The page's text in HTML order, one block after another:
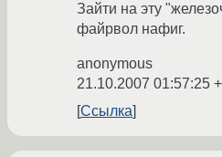
Зайти на эту
файрвол нафиг.
anonymous
21.10.2007 01:57:25
Ссылка